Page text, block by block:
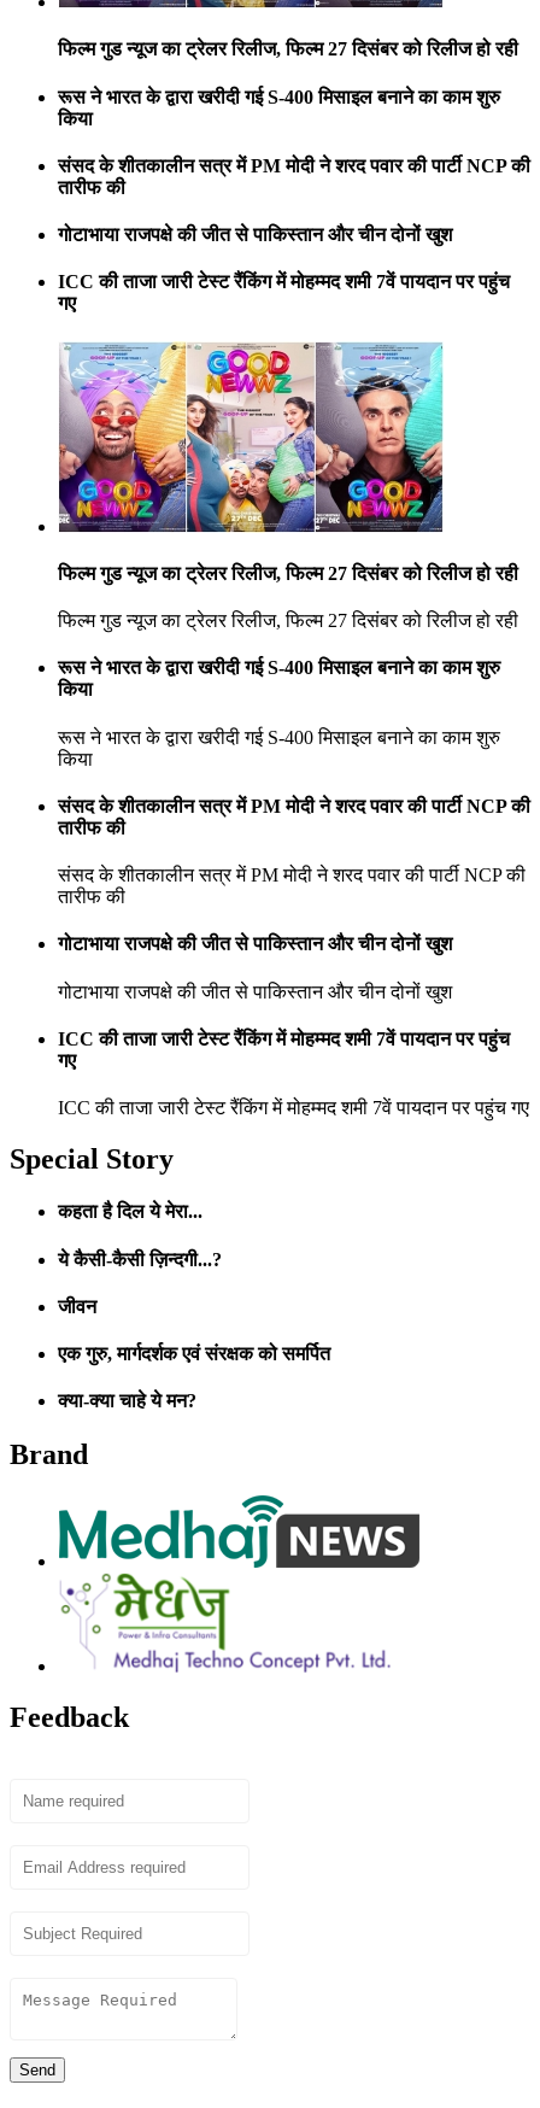
फिल्म गुड न्यूज का ट्रेलर रिलीज, फ‍िल्म 27 द‍िसंबर को र‍िलीज हो रही
रूस ने भारत के द्वारा खरीदी गई S-400 मिसाइल बनाने का काम शुरु
किया
संसद के शीतकालीन सत्र में PM मोदी ने शरद पवार की पार्टी NCP की
तारीफ की
गोटाभाया राजपक्षे की जीत से पाकिस्तान और चीन दोनों खुश
ICC की ताजा जारी टेस्ट रैंकिंग में मोहम्मद शमी 7वें पायदान पर पहुंच
गए
फिल्म गुड न्यूज का ट्रेलर रिलीज, फ‍िल्म 27 द‍िसंबर को र‍िलीज हो रही
फिल्म गुड न्यूज का ट्रेलर रिलीज, फ‍िल्म 27 द‍िसंबर को र‍िलीज हो रही
रूस ने भारत के द्वारा खरीदी गई S-400 मिसाइल बनाने का काम शुरु
किया
रूस ने भारत के द्वारा खरीदी गई S-400 मिसाइल बनाने का काम शुरु
किया
संसद के शीतकालीन सत्र में PM मोदी ने शरद पवार की पार्टी NCP की
तारीफ की
संसद के शीतकालीन सत्र में PM मोदी ने शरद पवार की पार्टी NCP की
तारीफ की
गोटाभाया राजपक्षे की जीत से पाकिस्तान और चीन दोनों खुश
गोटाभाया राजपक्षे की जीत से पाकिस्तान और चीन दोनों खुश
ICC की ताजा जारी टेस्ट रैंकिंग में मोहम्मद शमी 7वें पायदान पर पहुंच
गए
ICC की ताजा जारी टेस्ट रैंकिंग में मोहम्मद शमी 7वें पायदान पर पहुंच गए
Special Story
कहता है दिल ये मेरा...
ये कैसी-कैसी ज़िन्दगी...?
जीवन
एक गुरु, मार्गदर्शक एवं संरक्षक को समर्पित
क्या-क्या चाहे ये मन?
Brand
Feedback
Send